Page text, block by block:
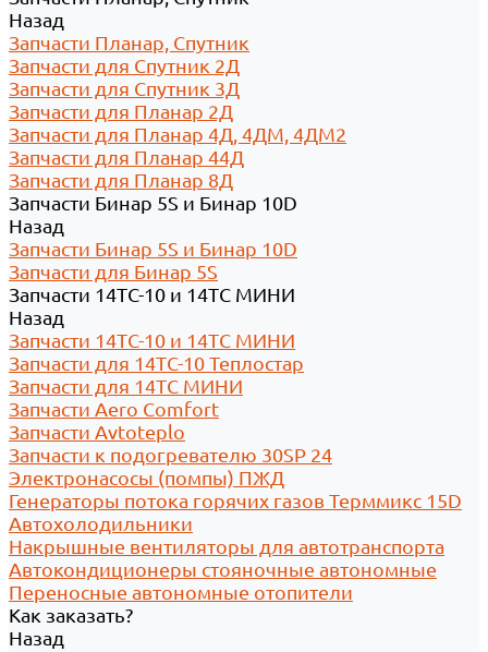
Назад
Запчасти Планар, Спутник
Запчасти для Спутник 2Д
Запчасти для Спутник 3Д
Запчасти для Планар 2Д
Запчасти для Планар 4Д, 4ДМ, 4ДМ2
Запчасти для Планар 44Д
Запчасти для Планар 8Д
Запчасти Бинар 5S и Бинар 10D
Назад
Запчасти Бинар 5S и Бинар 10D
Запчасти для Бинар 5S
Запчасти 14ТС-10 и 14ТС МИНИ
Назад
Запчасти 14ТС-10 и 14ТС МИНИ
Запчасти для 14ТС-10 Теплостар
Запчасти для 14ТС МИНИ
Запчасти Aero Comfort
Запчасти Avtoteplo
Запчасти к подогревателю 30SP 24
Электронасосы (помпы) ПЖД
Генераторы потока горячих газов Терммикс 15D
Автохолодильники
Накрышные вентиляторы для автотранспорта
Автокондиционеры стояночные автономные
Переносные автономные отопители
Как заказать?
Назад